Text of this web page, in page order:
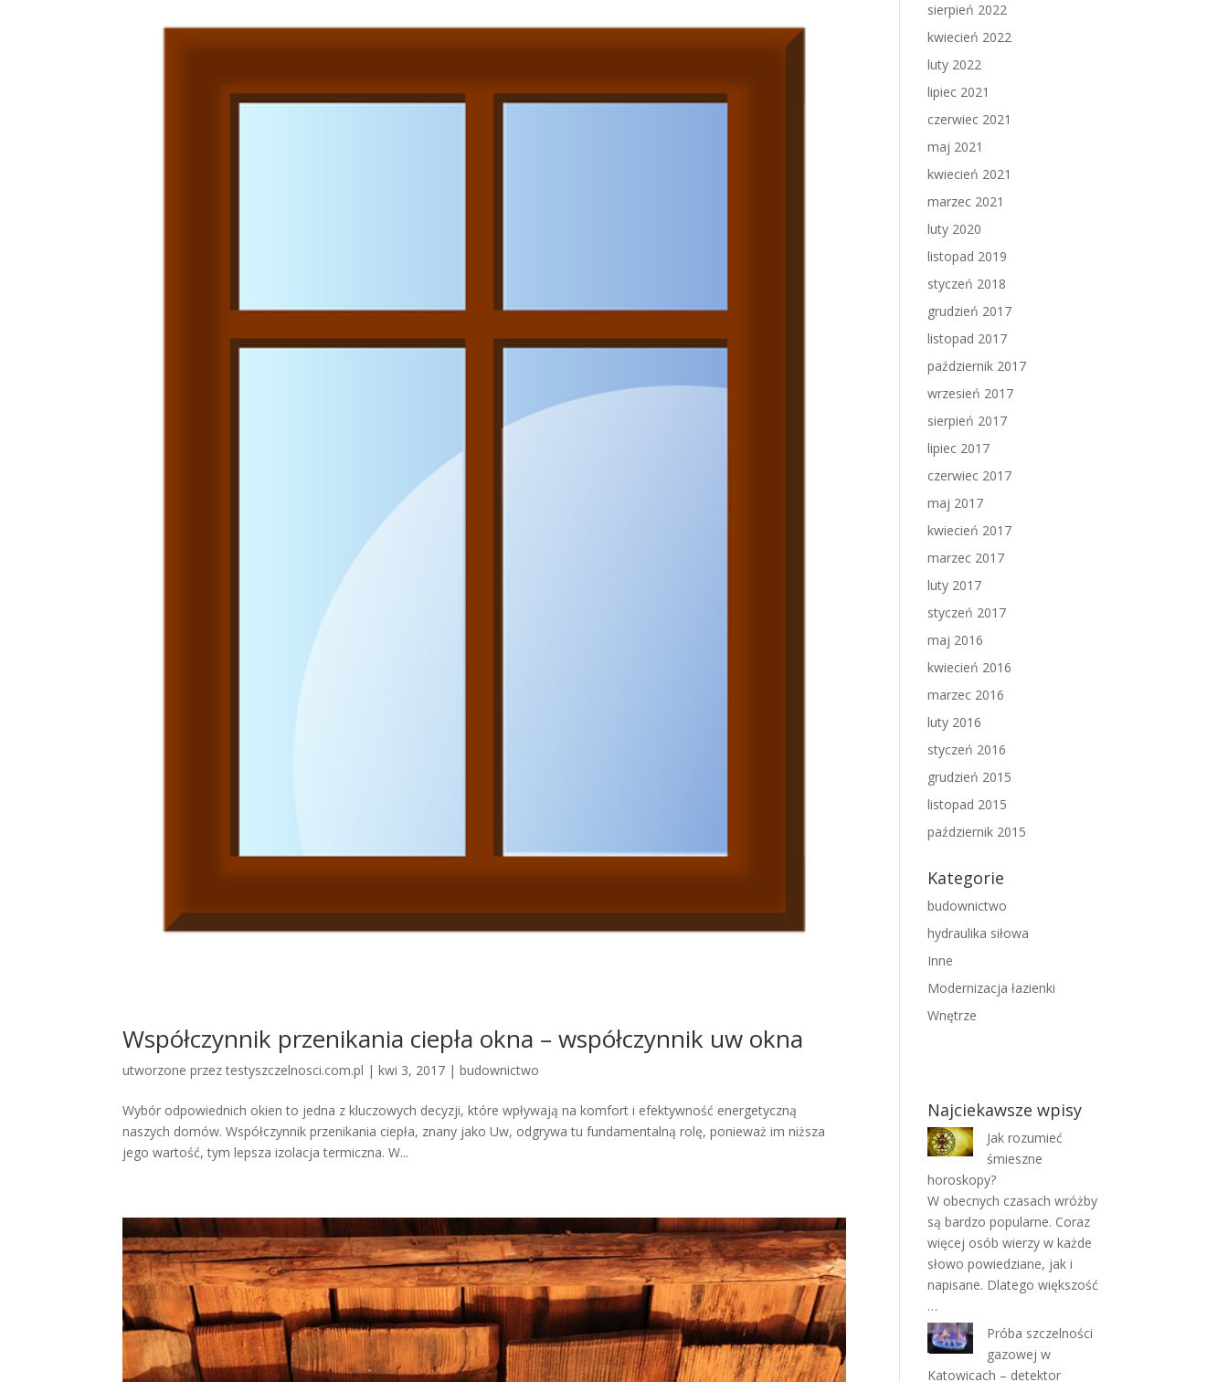
Współczynnik przenikania ciepła okna – współczynnik uw okna
utworzone przeztestyszczelnosci.com.pl |kwi 3, 2017 |budownictwo
Wybór odpowiednich okien to jedna z kluczowych decyzji, które wpływają na komfort i efektywność energetyczną
naszych domów. Współczynnik przenikania ciepła, znany jako Uw, odgrywa tu fundamentalną rolę, ponieważ im niższa
jego wartość, tym lepsza izolacja termiczna. W...
sierpień 2022
kwiecień 2022
luty 2022
lipiec 2021
czerwiec 2021
maj 2021
kwiecień 2021
marzec 2021
luty 2020
listopad 2019
styczeń 2018
grudzień 2017
listopad 2017
październik 2017
wrzesień 2017
sierpień 2017
lipiec 2017
czerwiec 2017
maj 2017
kwiecień 2017
marzec 2017
luty 2017
styczeń 2017
maj 2016
kwiecień 2016
marzec 2016
luty 2016
styczeń 2016
grudzień 2015
listopad 2015
październik 2015
Kategorie
budownictwo
hydraulika siłowa
Inne
Modernizacja łazienki
Wnętrze
Najciekawsze wpisy
Jak rozumieć
śmieszne
horoskopy?
W obecnych czasach wróżby
są bardzo popularne. Coraz
więcej osób wierzy w każde
słowo powiedziane, jak i
napisane. Dlatego większość
…
Próba szczelności
gazowej w
Katowicach – detektor